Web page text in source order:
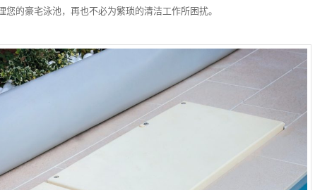
的豪宅泳池，再也不必为繁琐的清洁工作所困扰。